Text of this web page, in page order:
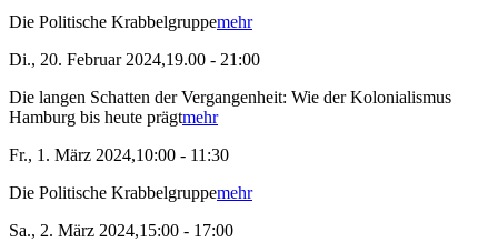
Die Politische Krabbelgruppemehr
Di., 20. Februar 2024,19.00 - 21:00
Die langen Schatten der Vergangenheit: Wie der Kolonialismus
Hamburg bis heute prägtmehr
Fr., 1. März 2024,10:00 - 11:30
Die Politische Krabbelgruppemehr
Sa., 2. März 2024,15:00 - 17:00